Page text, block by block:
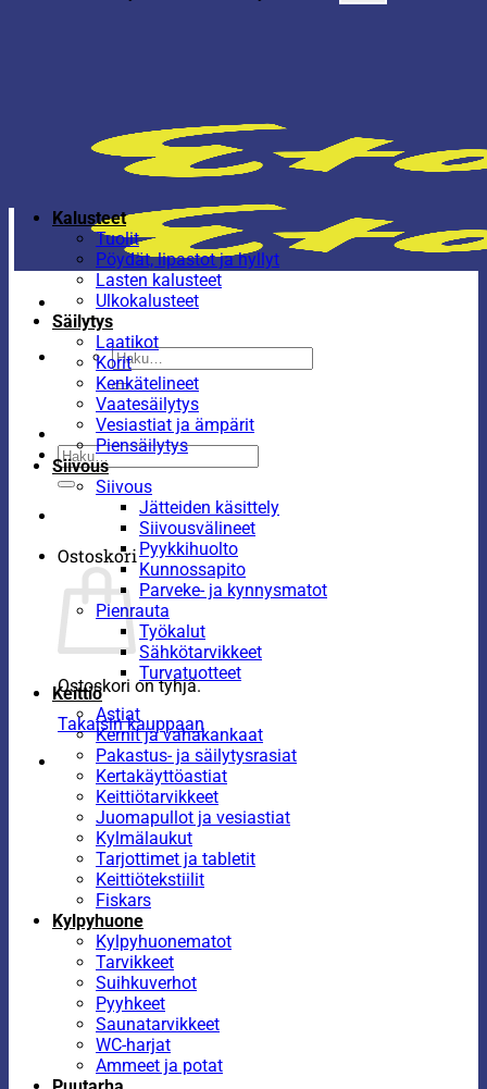
Etsi:
Etsi:
Ostoskori
Ostoskori on tyhjä.
Takaisin kauppaan
Kalusteet
Tuolit
Pöydät, lipastot ja hyllyt
Lasten kalusteet
Ulkokalusteet
Säilytys
Laatikot
Korit
Kenkätelineet
Vaatesäilytys
Vesiastiat ja ämpärit
Piensäilytys
Siivous
Siivous
Jätteiden käsittely
Siivousvälineet
Pyykkihuolto
Kunnossapito
Parveke- ja kynnysmatot
Pienrauta
Työkalut
Sähkötarvikkeet
Turvatuotteet
Keittiö
Astiat
Kernit ja vahakankaat
Pakastus- ja säilytysrasiat
Kertakäyttöastiat
Keittiötarvikkeet
Juomapullot ja vesiastiat
Kylmälaukut
Tarjottimet ja tabletit
Keittiötekstiilit
Fiskars
Kylpyhuone
Kylpyhuonematot
Tarvikkeet
Suihkuverhot
Pyyhkeet
Saunatarvikkeet
WC-harjat
Ammeet ja potat